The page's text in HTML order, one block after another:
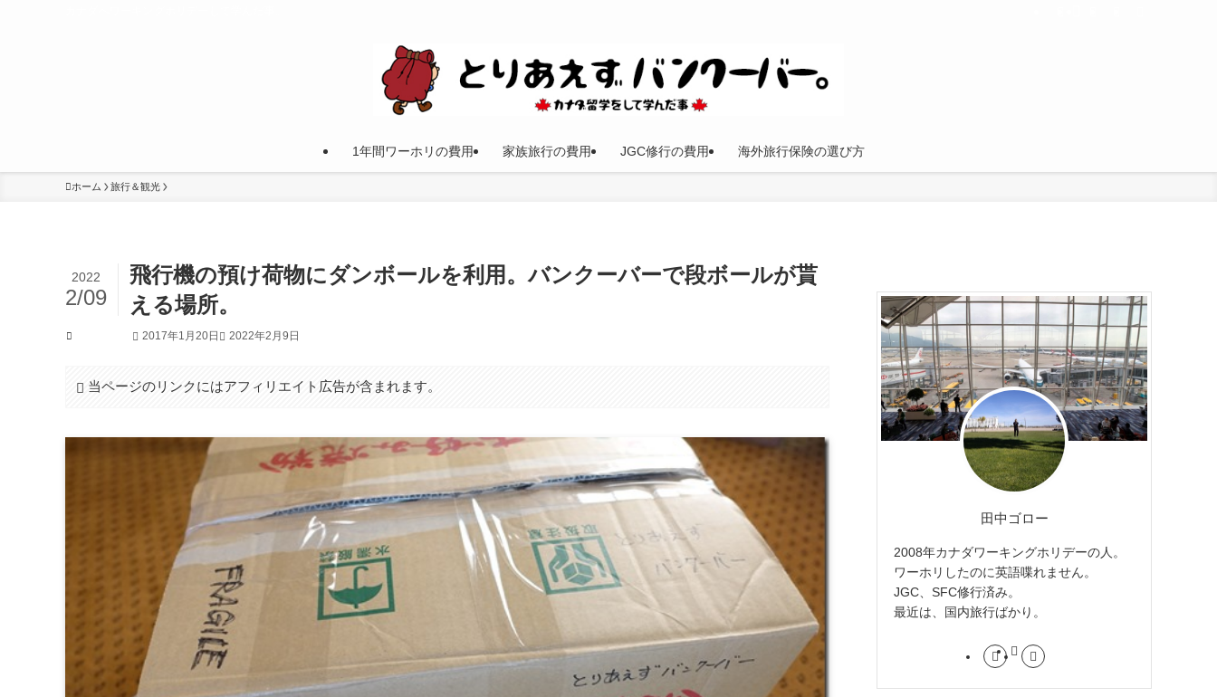
1年間ワーホリの費用 家族旅行の費用 JGC修行の費用 海外旅行保険の選び方
ホーム 旅行＆観光
飛行機の預け荷物にダンボールを利用。バンクーバーで段ボールが貰
える場所。
2022
2/09
2017年1月20日 2022年2月9日
当ページのリンクにはアフィリエイト広告が含まれます。
田中ゴロー
2008年カナダワーキングホリデーの人。
ワーホリしたのに英語喋れません。
JGC、SFC修行済み。
最近は、国内旅行ばかり。